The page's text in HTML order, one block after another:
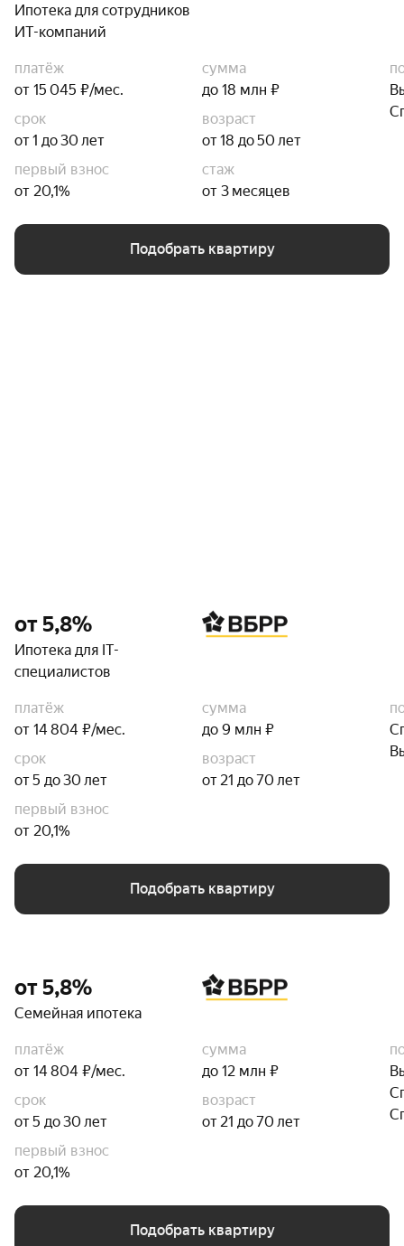
Ипотека для сотрудников
ИТ-компаний
платёж
от 15 045 ₽/мес.
сумма
до 18 млн ₽
срок
от 1 до 30 лет
возраст
от 18 до 50 лет
первый взнос
от 20,1%
стаж
от 3 месяцев
Подобрать квартиру
от 5,8%
Ипотека для IT-
специалистов
платёж
от 14 804 ₽/мес.
сумма
до 9 млн ₽
срок
от 5 до 30 лет
возраст
от 21 до 70 лет
первый взнос
от 20,1%
Подобрать квартиру
от 5,8%
Семейная ипотека
платёж
от 14 804 ₽/мес.
сумма
до 12 млн ₽
срок
от 5 до 30 лет
возраст
от 21 до 70 лет
первый взнос
от 20,1%
Подобрать квартиру